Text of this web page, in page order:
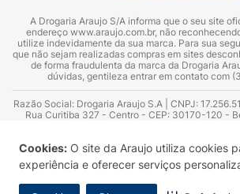
Cookies: O site da Araujo utiliza cookies
experiência e oferecer serviços
A Drogaria Araujo S/A informa que o seu site
endereço www.araujo.com.br, não
utilize indevidamente da sua marca. Para sua
que não sejam realizadas compras em sites
de forma fraudulenta da marca da Drogaria
dúvidas, gentileza entrar em contato com
Razão Social: Drogaria Araujo S.A | CNPJ:
Rua Curitiba 327 - Centro - CEP: 30170-120 -
Azevedo Guimarães – CRF 10.965 | Yasmin Silva
Consultor substituto: Thiago Aguiar Pinheiro -
Sanitário: 2025020713 | Autorização de